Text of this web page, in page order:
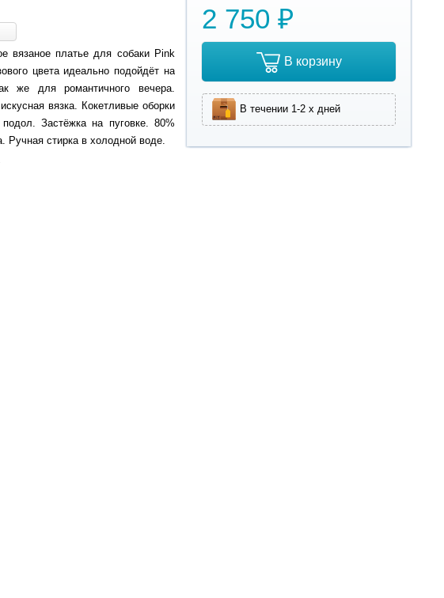
2 750 ₽
В корзину
В течении 1-2 х дней
вязаное платье для собаки Pink
цвета идеально подойдёт на
же для романтичного вечера.
вязка. Кокетливые оборки
Застёжка на пуговке. 80%
Ручная стирка в холодной воде.